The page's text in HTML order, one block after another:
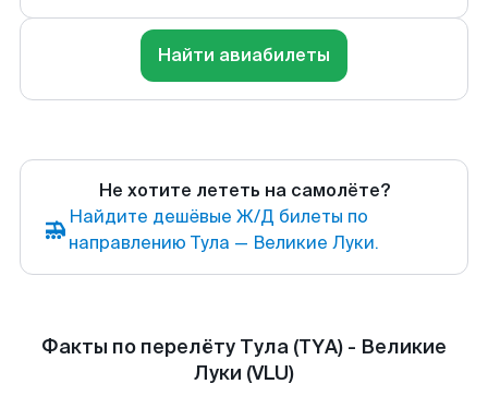
Найти авиабилеты
Не хотите лететь на самолёте?
Найдите дешёвые Ж/Д билеты по
направлению Тула — Великие Луки.
Факты по перелёту Тула (TYA) - Великие
Луки (VLU)